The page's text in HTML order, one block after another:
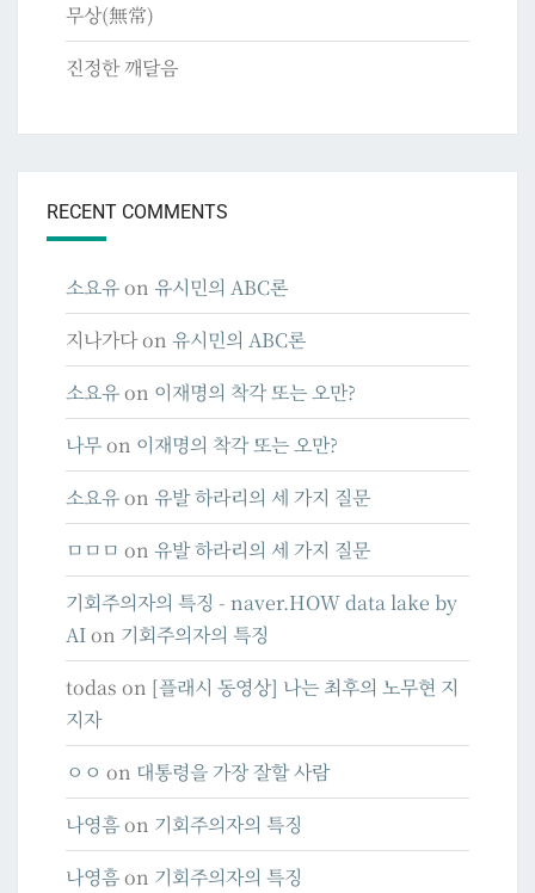
무상(無常)
진정한 깨달음
RECENT COMMENTS
소요유on 유시민의 ABC론
지나가다on 유시민의 ABC론
소요유on 이재명의 착각 또는 오만?
나무on 이재명의 착각 또는 오만?
소요유on 유발 하라리의 세 가지 질문
ㅁㅁㅁ on 유발 하라리의 세 가지 질문
기회주의자의 특징 - naver.HOW data lake by
AIon 기회주의자의 특징
todas on [플래시 동영상] 나는 최후의 노무현 지
지자
ㅇㅇ on 대통령을 가장 잘할 사람
나영흠on 기회주의자의 특징
나영흠on 기회주의자의 특징